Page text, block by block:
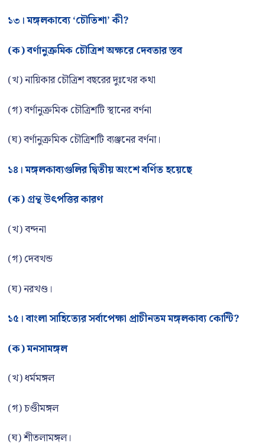
১৩। মঙ্গলকাব্যে ‘চৌতিশা’ কী?
(ক) বর্ণানুক্রমিক চৌত্রিশ অক্ষরে দেবতার স্তব
(খ) নায়িকার চৌত্রিশ বছরের দুঃখের কথা
(গ) বর্ণানুক্রমিক চৌত্রিশটি স্থানের বর্ণনা
(ঘ) বর্ণানুক্রমিক চৌত্রিশটি ব্যঞ্জনের বর্ণনা।
১৪। মঙ্গলকাব্যগুলির দ্বিতীয় অংশে বর্ণিত হয়েছে
(ক) গ্রন্থ উৎপত্তির কারণ
(খ) বন্দনা
(গ) দেবখন্ড
(ঘ) নরখণ্ড।
১৫। বাংলা সাহিত্যের সর্বাপেক্ষা প্রাচীনতম মঙ্গলকাব্য কোন্টি?
(ক) মনসামঙ্গল
(খ) ধর্মমঙ্গল
(গ) চণ্ডীমঙ্গল
(ঘ) শীতলামঙ্গল।